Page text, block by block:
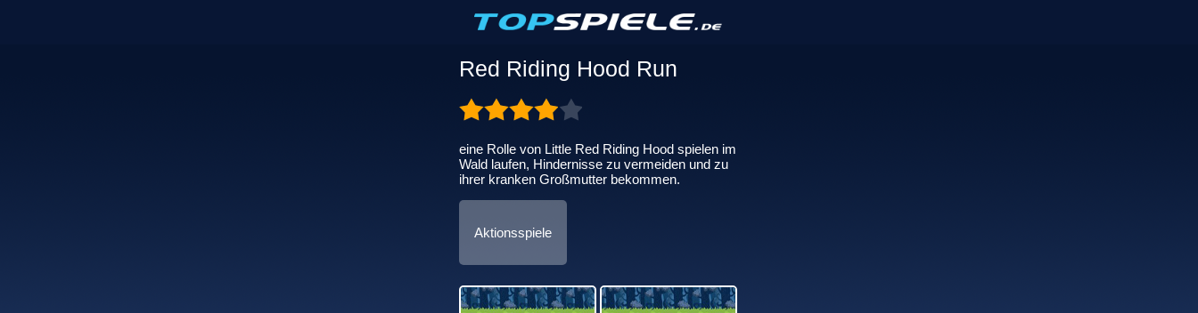
Red Riding Hood Run
eine Rolle von Little Red Riding Hood spielen im
Wald laufen, Hindernisse zu vermeiden und zu
ihrer kranken Großmutter bekommen.
Aktionsspiele